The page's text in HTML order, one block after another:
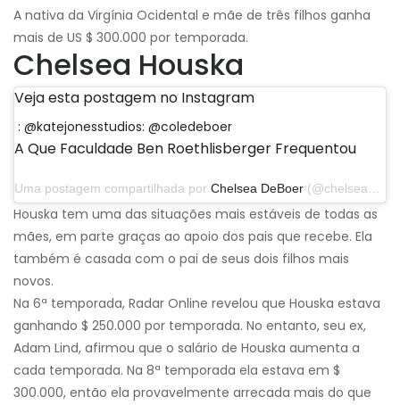
A nativa da Virgínia Ocidental e mãe de três filhos ganha
mais de US $ 300.000 por temporada.
Chelsea Houska
Veja esta postagem no Instagram
: @katejonesstudios: @coledeboer
A Que Faculdade Ben Roethlisberger Frequentou
Uma postagem compartilhada por Chelsea DeBoer (@chelseahouska) em 10 de agosto de 2018 às 5h12 PDT
Houska tem uma das situações mais estáveis ​​de todas as
mães, em parte graças ao apoio dos pais que recebe. Ela
também é casada com o pai de seus dois filhos mais
novos.
Na 6ª temporada, Radar Online revelou que Houska estava
ganhando $ 250.000 por temporada. No entanto, seu ex,
Adam Lind, afirmou que o salário de Houska aumenta a
cada temporada. Na 8ª temporada ela estava em $
300.000, então ela provavelmente arrecada mais do que